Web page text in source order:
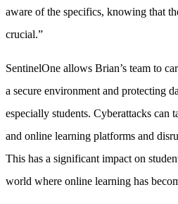
aware of the specifics, knowing that
crucial.”
SentinelOne allows Brian’s team to
a secure environment and protecting
especially students. Cyberattacks can
and online learning platforms and
This has a significant impact on
world where online learning has